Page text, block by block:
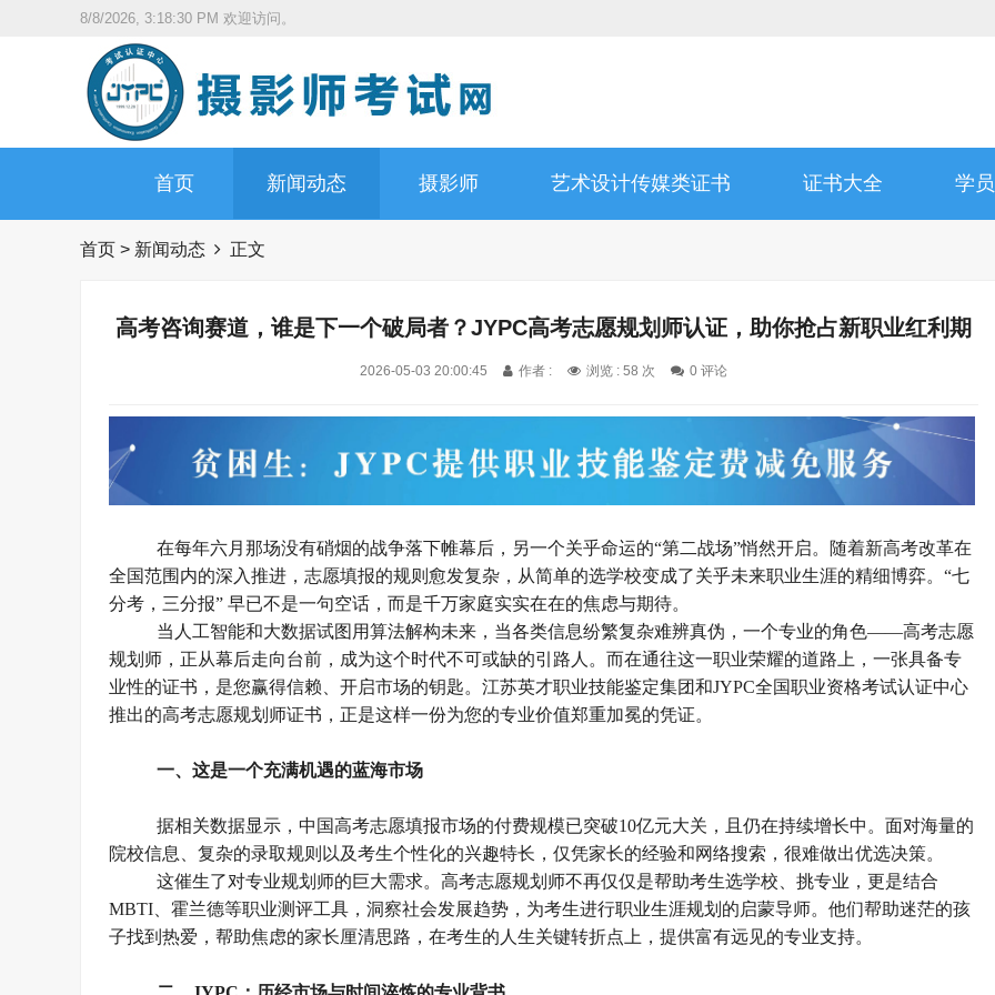
8/8/2026, 3:18:31 PM 欢迎访问。
首页 新闻动态 摄影师 艺术设计传媒类证书 证书大全 学
首页 > 新闻动态 正文
高考咨询赛道，谁是下一个破局者？JYPC高考志愿规划师认证，助你抢占新职业红利期
2026-05-03 20:00:45 作者 : 浏览 : 58 次 0 评论
在每年六月那场没有硝烟的战争落下帷幕后，另一个关乎命运的“第二战场”悄然开启。随着新高考改革在
全国范围内的深入推进，志愿填报的规则愈发复杂，从简单的选学校变成了关乎未来职业生涯的精细博弈。“七
分考，三分报” 早已不是一句空话，而是千万家庭实实在在的焦虑与期待。
当人工智能和大数据试图用算法解构未来，当各类信息纷繁复杂难辨真伪，一个专业的角色——高考志愿
规划师，正从幕后走向台前，成为这个时代不可或缺的引路人。而在通往这一职业荣耀的道路上，一张具备专
业性的证书，是您赢得信赖、开启市场的钥匙。 江苏英才职业技能鉴定集团和JYPC全国职业资格考试认证中心
推出的高考志愿规划师证书，正是这样一份为您的专业价值郑重加冕的凭证。
一、 这是一个充满机遇的蓝海市场
据相关数据显示，中国高考志愿填报市场的付费规模已突破10亿元大关，且仍在持续增长中。面对海量的
院校信息、复杂的录取规则以及考生个性化的兴趣特长，仅凭家长的经验和网络搜索， 很难做出优选决策。
这催生了对专业规划师的巨大需求。高考志愿规划师不再仅仅是帮助考生选学校、挑专业，更是结合
MBTI、霍兰德等职业测评工具，洞察社会发展趋势，为考生进行职业生涯规划的启蒙导师。他们帮助迷茫的孩
子找到热爱，帮助焦虑的家长厘清思路，在考生的人生关键转折点上，提供富有远见的专业支持。